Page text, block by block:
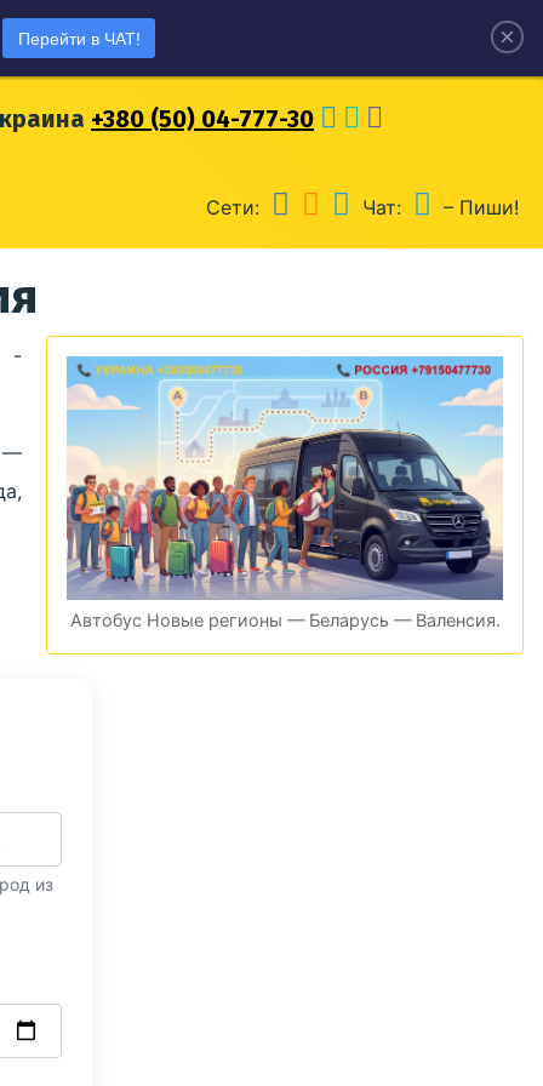
+7 (915) 04-777-30
+380 (50) 04-777-30
Сети: Чат: – Пиши!
Автобус Новые регионы — Беларусь — Валенсия.
-
—
из
×
Перейти в ЧАТ!